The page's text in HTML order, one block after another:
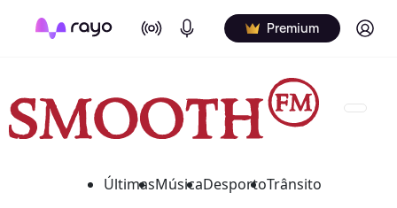
On Air Podcasts Premium Log in
ÚltimasMúsicaDesportoTrânsito